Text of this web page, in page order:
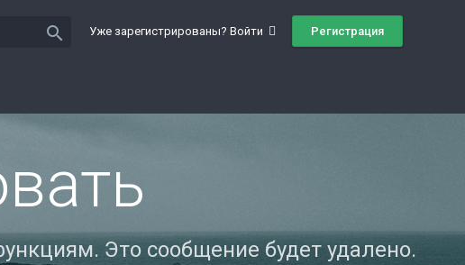
Уже зарегистрированы? Войти Регистрация
search
Это сообщение будет удалено.